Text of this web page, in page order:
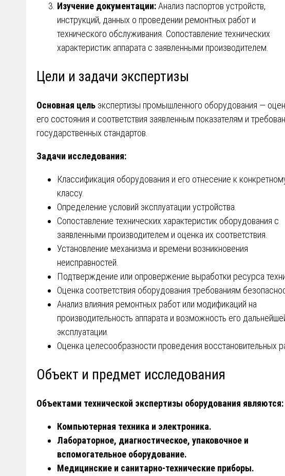
Изучение документации:Анализ паспортов устройств,
инструкций, данных о проведении ремонтных работ и
технического обслуживания. Сопоставление технических
характеристик аппарата с заявленными производителем.
Цели и задачи экспертизы
Основная цель экспертизы промышленного оборудования —
его состояния и соответствия заявленным показателям и
государственных стандартов.
Задачи исследования:
Классификация оборудования и его отнесение к
классу.
Определение условий эксплуатации устройства.
Сопоставление технических характеристик оборудования с
заявленными производителем и оценка их соответствия.
Установление механизма и времени возникновения
неисправностей.
Подтверждение или опровержение выработки ресурса
Оценка соответствия оборудования требованиям
Анализ влияния ремонтных работ или модификаций на
производительность аппарата и возможность его
эксплуатации.
Оценка целесообразности проведения восстановительных
Объект и предмет исследования
Объектами технической экспертизы оборудования являются:
Компьютерная техника и электроника.
Лабораторное, диагностическое, упаковочное и
вспомогательное оборудование.
Медицинские и санитарно-технические приборы.